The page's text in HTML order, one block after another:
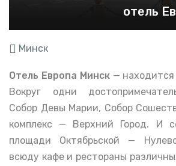
отель
Минск
Отель Европа Минск— находится
Вокруг одни
Собор Девы Марии, Собор
комплекс — Верхний Город. И
площади Октябрьской —
всюду кафе и рестораны